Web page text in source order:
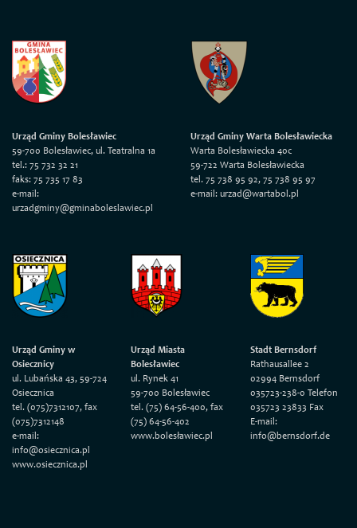
Urząd Gminy Bolesławiec
59-700 Bolesławiec, ul. Teatralna 1a
tel.: 75 732 32 21
faks: 75 735 17 83
e-mail:
urzadgminy@gminaboleslawiec.pl
Urząd Gminy Warta Bolesławiecka
Warta Bolesławiecka 40c
59-722 Warta Bolesławiecka
tel. 75 738 95 92, 75 738 95 97
e-mail: urzad@wartabol.pl
Urząd Gminy w
Osiecznicy
ul. Lubańska 43, 59-724
Osiecznica
tel. (075)7312107, fax
(075)7312148
e-mail:
info@osiecznica.pl
www.osiecznica.pl
Urząd Miasta
Bolesławiec
ul. Rynek 41
59-700 Bolesławiec
tel. (75) 64-56-400, fax
(75) 64-56-402
www.bolesławiec.pl
Stadt Bernsdorf
Rathausallee 2
02994 Bernsdorf
035723-238-0 Telefon
035723 23833 Fax
E-mail:
info@bernsdorf.de